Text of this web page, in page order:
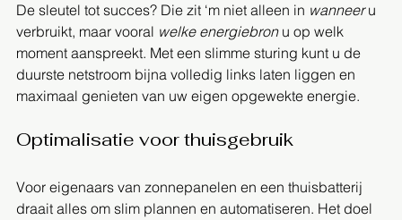
De sleutel tot succes? Die zit ‘m niet alleen in wanneer u
verbruikt, maar vooral welke energiebron u op welk
moment aanspreekt. Met een slimme sturing kunt u de
duurste netstroom bijna volledig links laten liggen en
maximaal genieten van uw eigen opgewekte energie.
Optimalisatie voor thuisgebruik
Voor eigenaars van zonnepanelen en een thuisbatterij
draait alles om slim plannen en automatiseren. Het doel